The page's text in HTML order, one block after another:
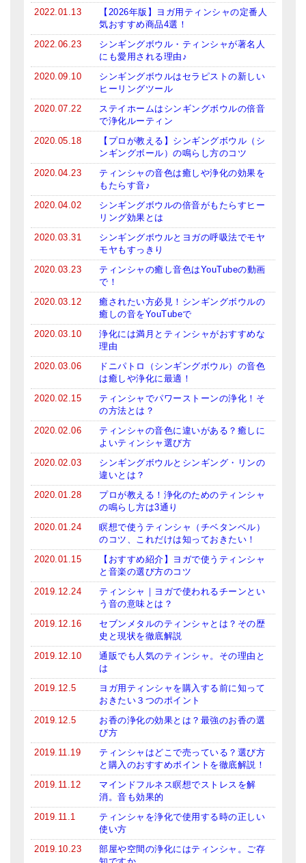
ギフトラッピング
シンギングボウル講座
初級講座
倍音呼吸法レッスン
ビギナー講師・養成講座
アマナマナとは
About Us
メールお便り登録
ブログ
特商法の表記
2022.01.13
【2026年版】ヨガ用ティンシャの定番人
気おすすめ商品4選！
2022.06.23
シンギングボウル・ティンシャが著名人
にも愛用される理由♪
2020.09.10
シンギングボウルはセラピストの新しい
ヒーリングツール
2020.07.22
ステイホームはシンギングボウルの倍音
で浄化ルーティン
2020.05.18
【プロが教える】シンギングボウル（シ
ンギングボール）の鳴らし方のコツ
2020.04.23
ティンシャの音色は癒しや浄化の効果を
もたらす音♪
2020.04.02
シンギングボウルの倍音がもたらすヒー
リング効果とは
2020.03.31
シンギングボウルとヨガの呼吸法でモヤ
モヤもすっきり
2020.03.23
ティンシャの癒し音色はYouTubeの動画
で！
2020.03.12
癒されたい方必見！シンギングボウルの
癒しの音をYouTubeで
2020.03.10
浄化には満月とティンシャがおすすめな
理由
2020.03.06
ドニパトロ（シンギングボウル）の音色
は癒しや浄化に最適！
2020.02.15
ティンシャでパワーストーンの浄化！そ
の方法とは？
2020.02.06
ティンシャの音色に違いがある？癒しに
よいティンシャ選び方
2020.02.03
シンギングボウルとシンギング・リンの
違いとは？
2020.01.28
プロが教える！浄化のためのティンシャ
の鳴らし方は3通り
2020.01.24
瞑想で使うティンシャ（チベタンベル）
のコツ、これだけは知っておきたい！
2020.01.15
【おすすめ紹介】ヨガで使うティンシャ
と音楽の選び方のコツ
2019.12.24
ティンシャ｜ヨガで使われるチーンとい
う音の意味とは？
2019.12.16
セブンメタルのティンシャとは？その歴
史と現状を徹底解説
2019.12.10
通販でも人気のティンシャ。その理由と
は
2019.12.5
ヨガ用ティンシャを購入する前に知って
おきたい３つのポイント
2019.12.5
お香の浄化の効果とは？最強のお香の選
び方
2019.11.19
ティンシャはどこで売っている？選び方
と購入のおすすめポイントを徹底解説！
2019.11.12
マインドフルネス瞑想でストレスを解
消。音も効果的
2019.11.1
ティンシャを浄化で使用する時の正しい
使い方
2019.10.23
部屋や空間の浄化にはティンシャ。ご存